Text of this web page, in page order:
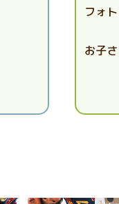
フォ
お子